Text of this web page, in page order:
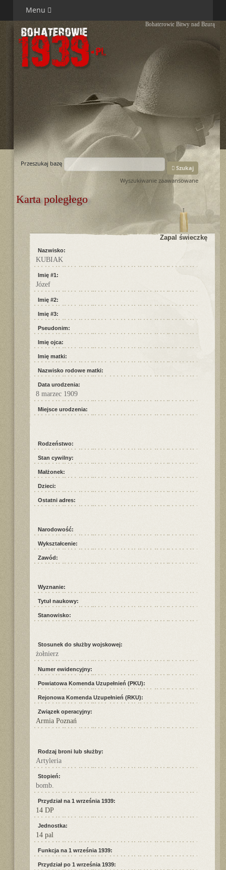
Menu
Bohaterowie Bitwy nad Bzurą
Przeszukaj bazę
Szukaj
Wyszukiwanie zaawansowane
Karta poległego
Zapal świeczkę
Nazwisko:
KUBIAK
Imię #1:
Józef
Imię #2:
Imię #3:
Pseudonim:
Imię ojca:
Imię matki:
Nazwisko rodowe matki:
Data urodzenia:
8 marzec 1909
Miejsce urodzenia:
Rodzeństwo:
Stan cywilny:
Małżonek:
Dzieci:
Ostatni adres:
Narodowość:
Wykształcenie:
Zawód:
Wyznanie:
Tytuł naukowy:
Stanowisko:
Stosunek do służby wojskowej:
żołnierz
Numer ewidencyjny:
Powiatowa Komenda Uzupełnień (PKU):
Rejonowa Komenda Uzupełnień (RKU):
Związek operacyjny:
Armia Poznań
Rodzaj broni lub służby:
Artyleria
Stopień:
bomb.
Przydział na 1 września 1939:
14 DP
Jednostka:
14 pal
Funkcja na 1 września 1939:
Przydział po 1 września 1939: